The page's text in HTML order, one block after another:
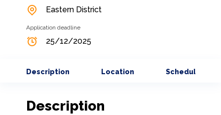
Eastern District
Application deadline
25/12/2025
Description Location Schedule
Description